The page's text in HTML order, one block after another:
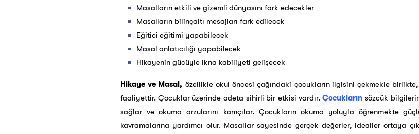
Masalların etkili ve gizemli dünyasını fark edecekler
Masalların bilinçaltı mesajları fark edilecek
Eğitici eğitimi yapabilecek
Masal anlatıcılığı yapabilecek
Hikayenin gücüyle ikna kabiliyeti gelişecek
Hikaye ve Masal, özellikle okul öncesi çağındaki çocukların ilgisini çekmekle
faaliyettir. Çocuklar üzerinde adeta sihirli bir etkisi vardır.Çocukların sözcük
sağlar ve okuma arzularını kamçılar. Çocukların okuma yoluyla öğrenmekte
kavramalarına yardımcı olur. Masallar sayesinde gerçek değerler, idealler ortaya